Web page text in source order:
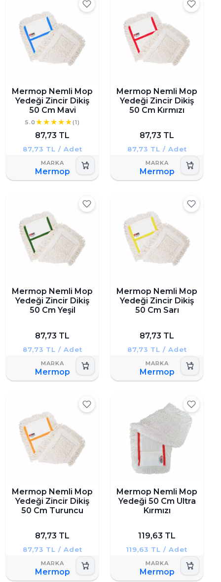
Mermop Nemli Mop
Yedeği Zincir Dikiş
50 Cm Mavi
5.0 (1)
87,73 TL
87,73 TL / Adet
Mermop
Mermop Nemli Mop
Yedeği Zincir Dikiş
50 Cm Kırmızı
87,73 TL
87,73 TL / Adet
Mermop
Mermop Nemli Mop
Yedeği Zincir Dikiş
50 Cm Yeşil
87,73 TL
87,73 TL / Adet
Mermop
Mermop Nemli Mop
Yedeği Zincir Dikiş
50 Cm Sarı
87,73 TL
87,73 TL / Adet
Mermop
Mermop Nemli Mop
Yedeği Zincir Dikiş
50 Cm Turuncu
87,73 TL
87,73 TL / Adet
Mermop
Mermop Nemli Mop
Yedeği 50 Cm Ultra
Kırmızı
119,63 TL
119,63 TL / Adet
Mermop